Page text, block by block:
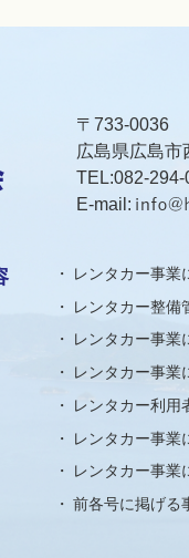
〒733-0036
広島県広島
TEL:082-294-
E-mail:
レンタカー事業
レンタカー整備
レンタカー事業
レンタカー事業
レンタカー利用
レンタカー事業
レンタカー事業
前各号に掲げる